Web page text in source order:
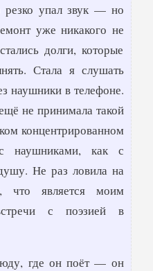
резко упал звук — но
уже никакого не
долги, которые
Стала я слушать
наушники в телефоне.
не принимала такой
концентрированном
наушниками, как с
Не раз ловила на
что является моим
с поэзией в
где он поёт — он